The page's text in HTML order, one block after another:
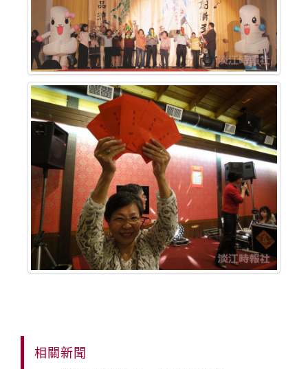
相關新聞